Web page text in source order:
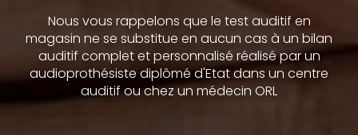
Nous vous rappelons que le test auditif en
magasin ne se substitue en aucun cas à un bilan
auditif complet et personnalisé réalisé par un
audioprothésiste diplômé d'Etat dans un centre
auditif ou chez un médecin ORL